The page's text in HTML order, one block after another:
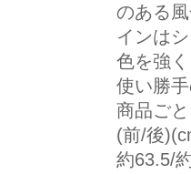
のある
インは
色を強
使い勝
商品ご
(前/後
約63.5/